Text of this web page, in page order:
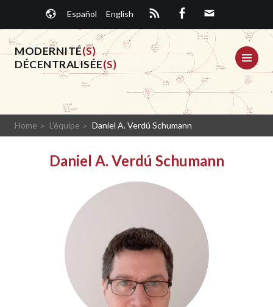
contenu
principal
Español English
MODERNITÉ(S)
DÉCENTRALISÉE(S)
Home L'équipe Daniel A. Verdú Schumann
Daniel A. Verdú Schumann